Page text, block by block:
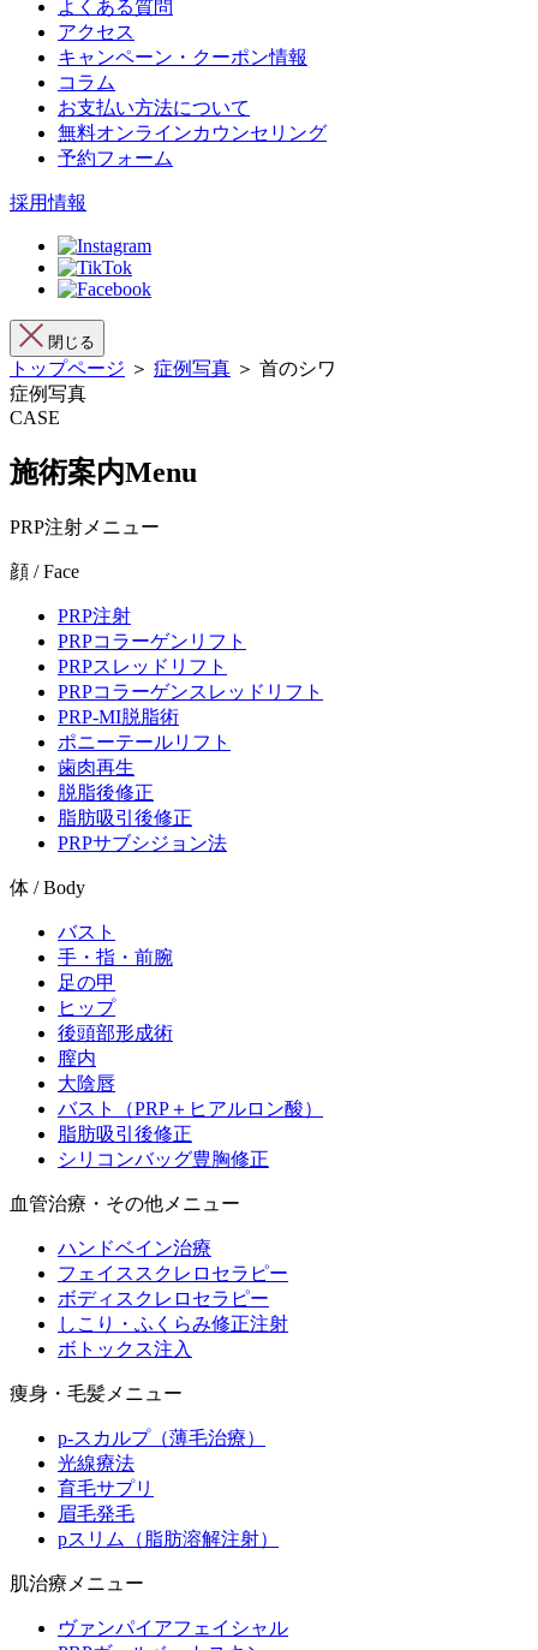
よくある質問
アクセス
キャンペーン・クーポン情報
コラム
お支払い方法について
無料オンラインカウンセリング
予約フォーム
採用情報
閉じる
トップページ ＞ 症例写真 ＞ 首のシワ
症例写真
CASE
施術案内Menu
PRP注射メニュー
顔 / Face
PRP注射
PRPコラーゲンリフト
PRPスレッドリフト
PRPコラーゲンスレッドリフト
PRP-MI脱脂術
ポニーテールリフト
歯肉再生
脱脂後修正
脂肪吸引後修正
PRPサブシジョン法
体 / Body
バスト
手・指・前腕
足の甲
ヒップ
後頭部形成術
膣内
大陰唇
バスト（PRP＋ヒアルロン酸）
脂肪吸引後修正
シリコンバッグ豊胸修正
血管治療・その他メニュー
ハンドベイン治療
フェイススクレロセラピー
ボディスクレロセラピー
しこり・ふくらみ修正注射
ボトックス注入
痩身・毛髪メニュー
p-スカルプ（薄毛治療）
光線療法
育毛サプリ
眉毛発毛
pスリム（脂肪溶解注射）
肌治療メニュー
ヴァンパイアフェイシャル